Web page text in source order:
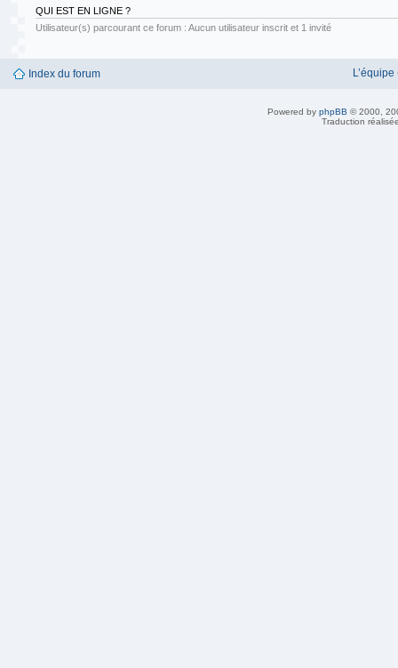
QUI EST EN LIGNE ?
Utilisateur(s) parcourant ce forum : Aucun utilisateur inscrit et 1 invité
Index du forum L’équipe
Powered by phpBB © 2000,
Traduction